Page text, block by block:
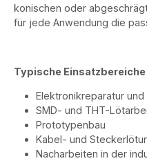
konischen oder
für jede Anwendung die
Typische
Elektronikreparatur
SMD- und THT-
Prototypenbau
Kabel- und
Nacharbeiten in der